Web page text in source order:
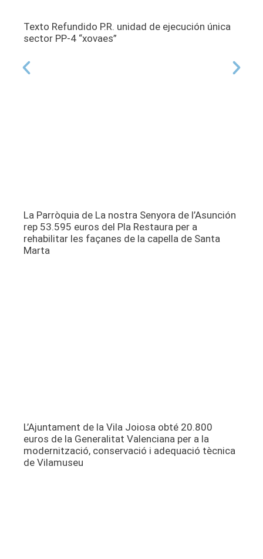
Texto Refundido P.R. unidad de ejecución única
sector PP-4 “xovaes”
La Parròquia de La nostra Senyora de l’Asunción
rep 53.595 euros del Pla Restaura per a
rehabilitar les façanes de la capella de Santa
Marta
L’Ajuntament de la Vila Joiosa obté 20.800
euros de la Generalitat Valenciana per a la
modernització, conservació i adequació tècnica
de Vilamuseu